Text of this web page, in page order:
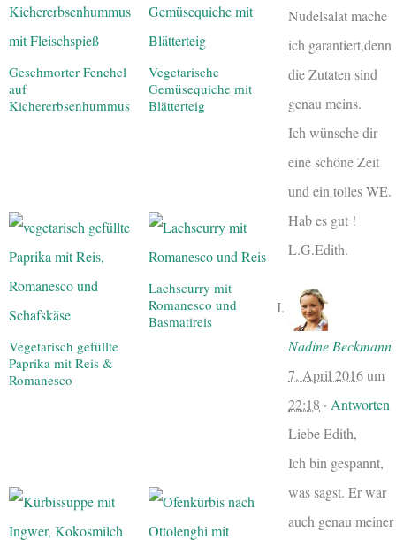
Geschmorter Fenchel
auf
Kichererbsenhummus
Vegetarische
Gemüsequiche mit
Blätterteig
Vegetarisch gefüllte
Paprika mit Reis &
Romanesco
Lachscurry mit
Romanesco und
Basmatireis
Nudelsalat mache
ich garantiert,denn
die Zutaten sind
genau meins.
Ich wünsche dir
eine schöne Zeit
und ein tolles WE.
Hab es gut !
L.G.Edith.
Nadine Beckmann
7. April 2016um
22:18 · Antworten
Liebe Edith,
Ich bin gespannt,
was sagst. Er war
auch genau meiner